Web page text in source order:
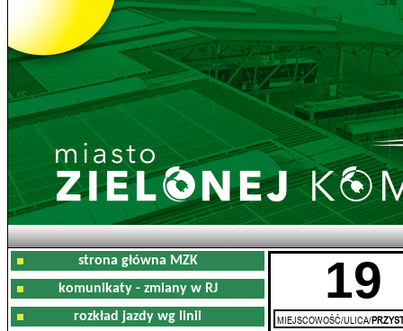
strona główna MZK
komunikaty - zmiany w RJ
rozkład jazdy wg linii
19
MIEJSCOWOŚĆ/ULICA/